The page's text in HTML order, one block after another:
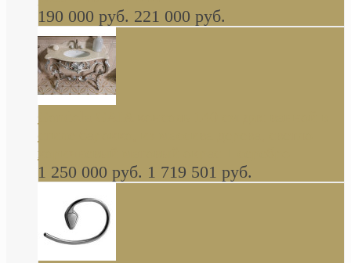
190 000 руб. 221 000 руб.
стиле барокко, из массива дерева, светло
коричневый матовый окрас + серебро
1 250 000 руб. 1 719 501 руб.